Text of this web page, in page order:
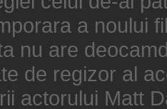
a noului
nu are
de regizor al
actorului Matt